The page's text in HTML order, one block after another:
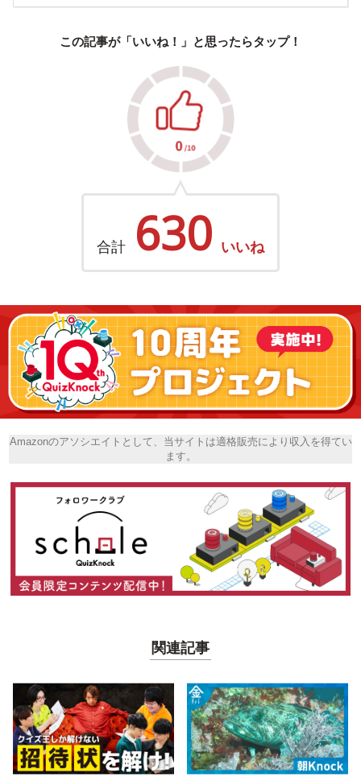
この記事が「いいね！」と思ったらタップ！
合計 630 いいね
Amazonのアソシエイトとして、当サイトは適格販売により収入を得てい
ます。
関連記事